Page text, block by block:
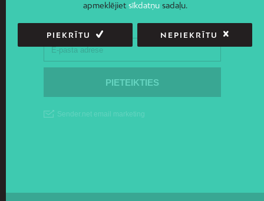
apmeklējiet sīkdatņusadaļu.
PIEKRĪTU NEPIEKRĪTU